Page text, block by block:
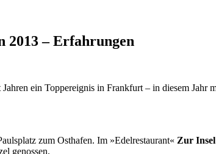
2013 – Erfahrungen
ein Toppereignis in Frankfurt – in diesem
zum Osthafen. Im »Edelrestaurant« Zur Insel
genossen.